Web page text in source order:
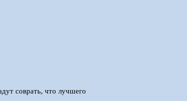
соврать, что лучшего